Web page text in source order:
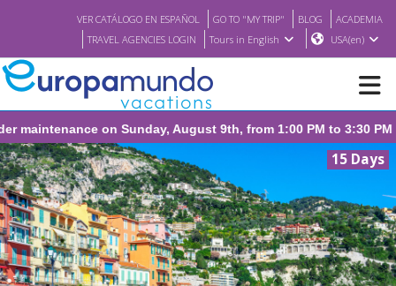
VER CATÁLOGO EN ESPAÑOL GO TO "MY TRIP" BLOG
ACADEMIA
TRAVEL AGENCIES LOGIN
Tours in English USA(en)
NEW
BROCHURE PDF
WHERE TO BUY
on Sunday, August 9th, from 1:00 PM to 3:30 PM
15 Days